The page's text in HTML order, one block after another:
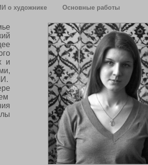
о художнике Основные работы
и